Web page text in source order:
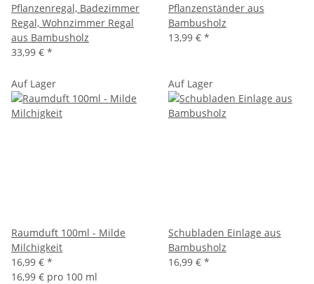
Pflanzenregal, Badezimmer
Regal, Wohnzimmer Regal
aus Bambusholz
33,99 € *
Pflanzenständer aus
Bambusholz
13,99 € *
Auf Lager
Raumduft 100ml - Milde
Milchigkeit
16,99 € *
16,99 € pro 100 ml
Auf Lager
Schubladen Einlage aus
Bambusholz
16,99 € *